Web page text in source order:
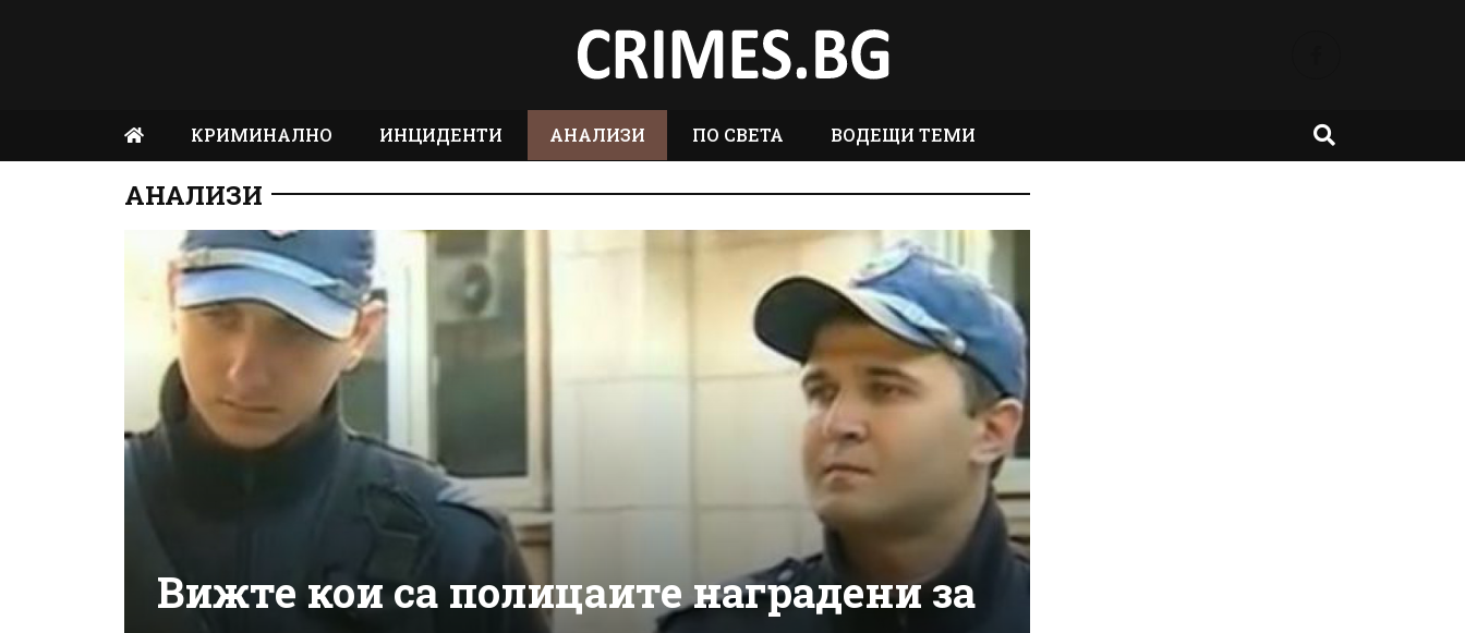
КРИМИНАЛНО ИНЦИДЕНТИ АНАЛИЗИ ПО СВЕТА ВОДЕЩИ ТЕМИ
АНАЛИЗИ
Вижте кои са полицаите наградени за